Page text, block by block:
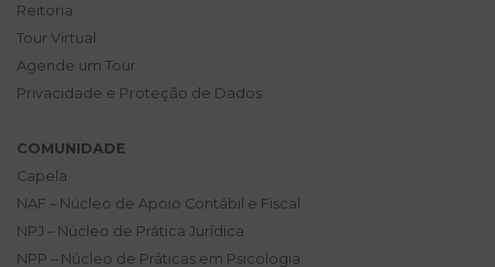
Reitoria
Tour Virtual
Agende um Tour
Privacidade e Proteção de Dados
COMUNIDADE
Capela
NAF – Núcleo de Apoio Contábil e Fiscal
NPJ – Núcleo de Prática Jurídica
NPP – Núcleo de Práticas em Psicologia